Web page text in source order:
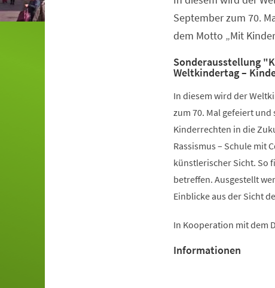
September zum 70.
dem Motto „Mit
Sonderausstellung
Weltkindertag –
In diesem wird der
zum 70. Mal gefeiert
Kinderrechten in die
Rassismus – Schule mit
künstlerischer Sicht. So
betreffen. Ausgestellt
Einblicke aus der Sicht
In Kooperation mit dem
Informationen